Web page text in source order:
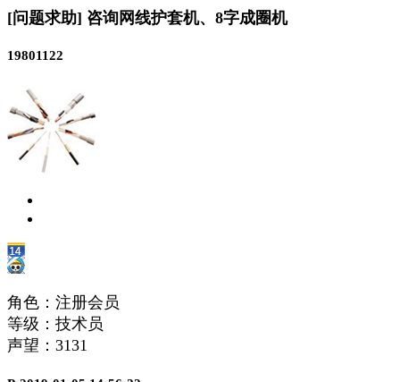
[问题求助] 咨询网线护套机、8字成圈机
19801122
角色：注册会员
等级：技术员
声望： 3131